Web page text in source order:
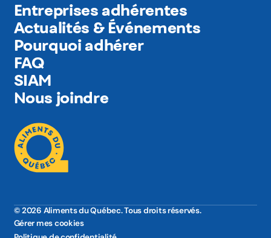
Entreprises adhérentes
Actualités & Événements
Pourquoi adhérer
FAQ
SIAM
Nous joindre
© 2026 Aliments du Québec. Tous droits réservés.
Gérer mes cookies